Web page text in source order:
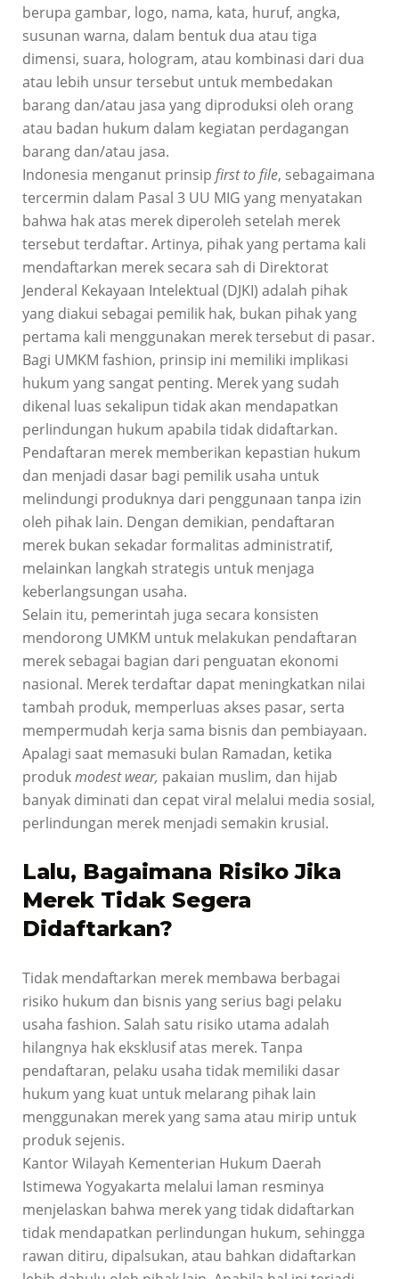
berupa gambar, logo, nama, kata, huruf, angka,
susunan warna, dalam bentuk dua atau tiga
dimensi, suara, hologram, atau kombinasi dari dua
atau lebih unsur tersebut untuk membedakan
barang dan/atau jasa yang diproduksi oleh orang
atau badan hukum dalam kegiatan perdagangan
barang dan/atau jasa.
Indonesia menganut prinsip first to file, sebagaimana
tercermin dalam Pasal 3 UU MIG yang menyatakan
bahwa hak atas merek diperoleh setelah merek
tersebut terdaftar. Artinya, pihak yang pertama kali
mendaftarkan merek secara sah di Direktorat
Jenderal Kekayaan Intelektual (DJKI) adalah pihak
yang diakui sebagai pemilik hak, bukan pihak yang
pertama kali menggunakan merek tersebut di pasar.
Bagi UMKM fashion, prinsip ini memiliki implikasi
hukum yang sangat penting. Merek yang sudah
dikenal luas sekalipun tidak akan mendapatkan
perlindungan hukum apabila tidak didaftarkan.
Pendaftaran merek memberikan kepastian hukum
dan menjadi dasar bagi pemilik usaha untuk
melindungi produknya dari penggunaan tanpa izin
oleh pihak lain. Dengan demikian, pendaftaran
merek bukan sekadar formalitas administratif,
melainkan langkah strategis untuk menjaga
keberlangsungan usaha.
Selain itu, pemerintah juga secara konsisten
mendorong UMKM untuk melakukan pendaftaran
merek sebagai bagian dari penguatan ekonomi
nasional. Merek terdaftar dapat meningkatkan nilai
tambah produk, memperluas akses pasar, serta
mempermudah kerja sama bisnis dan pembiayaan.
Apalagi saat memasuki bulan Ramadan, ketika
produkmodest wear, pakaian muslim, dan hijab
banyak diminati dan cepat viral melalui media sosial,
perlindungan merek menjadi semakin krusial.
Lalu, Bagaimana Risiko Jika
Merek Tidak Segera
Didaftarkan?
Tidak mendaftarkan merek membawa berbagai
risiko hukum dan bisnis yang serius bagi pelaku
usaha fashion. Salah satu risiko utama adalah
hilangnya hak eksklusif atas merek. Tanpa
pendaftaran, pelaku usaha tidak memiliki dasar
hukum yang kuat untuk melarang pihak lain
menggunakan merek yang sama atau mirip untuk
produk sejenis.
Kantor Wilayah Kementerian Hukum Daerah
Istimewa Yogyakarta melalui laman resminya
menjelaskan bahwa merek yang tidak didaftarkan
tidak mendapatkan perlindungan hukum, sehingga
rawan ditiru, dipalsukan, atau bahkan didaftarkan